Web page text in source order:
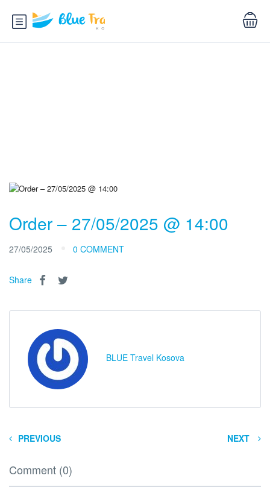
Order – 27/05/2025 @ 14:00
27/05/2025 0 COMMENT
Share
BLUE Travel Kosova
PREVIOUS NEXT
Comment (0)